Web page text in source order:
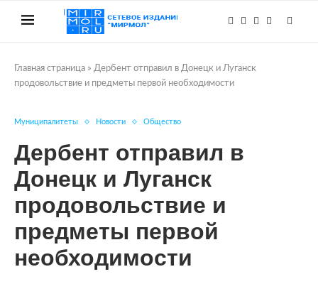
Главная страница » Дербент отправил в Донецк и Луганск
продовольствие и предметы первой необходимости
Муниципалитеты Новости Общество
Дербент отправил в
Донецк и Луганск
продовольствие и
предметы первой
необходимости